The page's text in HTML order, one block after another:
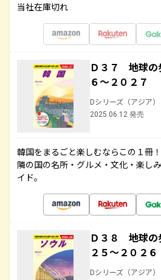
当社在庫切れ
Ｄ３７ 地球
６～２０２７
Dシリーズ（アジア
2025.06.12 発売
韓国をまるごと楽しむならこの１冊
隣の国の名所・グルメ・文化・楽し
イド。
Ｄ３８ 地球
２５～２０２６
Dシリーズ（アジア